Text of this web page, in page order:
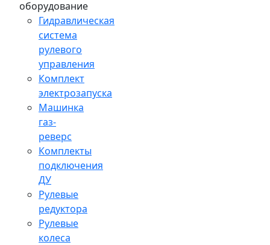
оборудование
Гидравлическая
система
рулевого
управления
Комплект
электрозапуска
Машинка
газ-
реверс
Комплекты
подключения
ДУ
Рулевые
редуктора
Рулевые
колеса